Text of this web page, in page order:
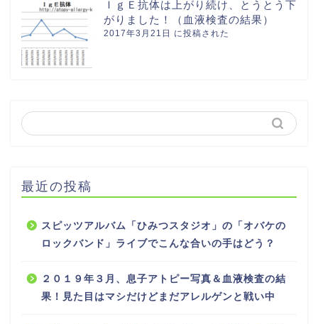
ＩｇＥ抗体は上がり続け、とうとう下
がりました！（血液検査の結果）
2017年3月21日 に投稿された
最近の投稿
スピッツアルバム「ひみつスタジオ」の「オバケの
ロックバンド」ライブでこんな合いの手はどう？
２０１９年３月、息子アトピー写真＆血液検査の結
果！見た目はマシだけどまだアレルゲンと戦い中